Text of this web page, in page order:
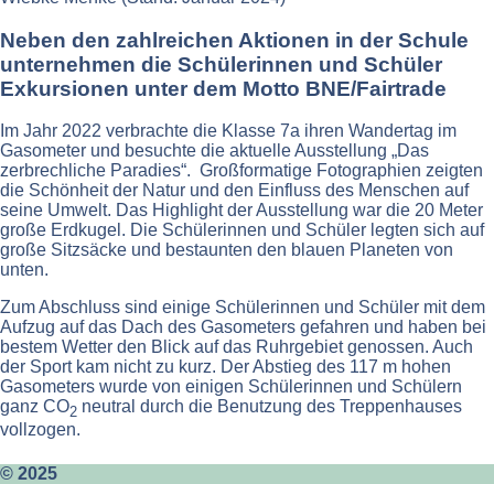
Neben den zahlreichen Aktionen in der Schule
unternehmen die Schülerinnen und Schüler
Exkursionen unter dem Motto BNE/Fairtrade
Im Jahr 2022 verbrachte die Klasse 7a ihren Wandertag im
Gasometer und besuchte die aktuelle Ausstellung „Das
zerbrechliche Paradies“. Großformatige Fotographien zeigten
die Schönheit der Natur und den Einfluss des Menschen auf
seine Umwelt. Das Highlight der Ausstellung war die 20 Meter
große Erdkugel. Die Schülerinnen und Schüler legten sich auf
große Sitzsäcke und bestaunten den blauen Planeten von
unten.
Zum Abschluss sind einige Schülerinnen und Schüler mit dem
Aufzug auf das Dach des Gasometers gefahren und haben bei
bestem Wetter den Blick auf das Ruhrgebiet genossen. Auch
der Sport kam nicht zu kurz. Der Abstieg des 117 m hohen
Gasometers wurde von einigen Schülerinnen und Schülern
ganz CO2 neutral durch die Benutzung des Treppenhauses
vollzogen.
© 2025